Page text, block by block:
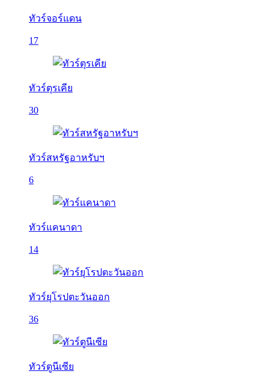
ทัวร์จอร์แดน
17
ทัวร์ตุรเคีย
30
ทัวร์สหรัฐอาหรับฯ
6
ทัวร์แคนาดา
14
ทัวร์ยุโรปตะวันออก
36
ทัวร์ตูนีเซีย